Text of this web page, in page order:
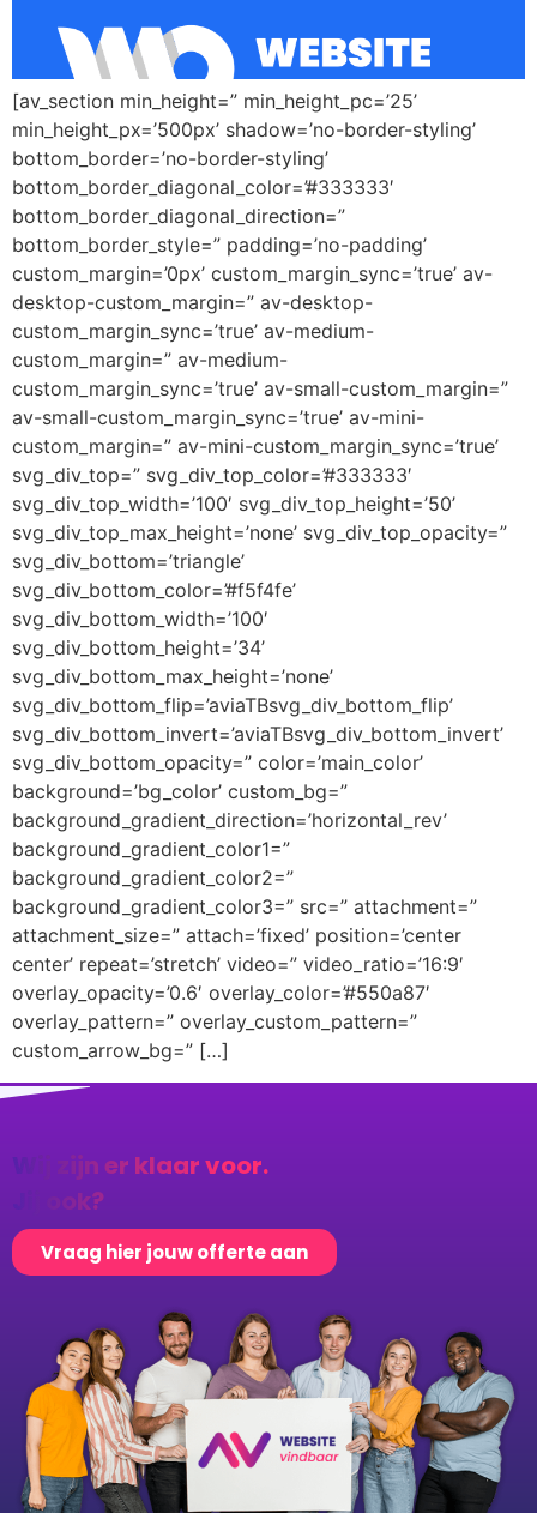
[av_section min_height=” min_height_pc=’25’
min_height_px=’500px’ shadow=’no-border-styling’
bottom_border=’no-border-styling’
bottom_border_diagonal_color=’#333333′
bottom_border_diagonal_direction=”
bottom_border_style=” padding=’no-padding’
custom_margin=’0px’ custom_margin_sync=’true’ av-
desktop-custom_margin=” av-desktop-
custom_margin_sync=’true’ av-medium-
custom_margin=” av-medium-
custom_margin_sync=’true’ av-small-custom_margin=”
av-small-custom_margin_sync=’true’ av-mini-
custom_margin=” av-mini-custom_margin_sync=’true’
svg_div_top=” svg_div_top_color=’#333333′
svg_div_top_width=’100′ svg_div_top_height=’50’
svg_div_top_max_height=’none’ svg_div_top_opacity=”
svg_div_bottom=’triangle’
svg_div_bottom_color=’#f5f4fe’
svg_div_bottom_width=’100′
svg_div_bottom_height=’34’
svg_div_bottom_max_height=’none’
svg_div_bottom_flip=’aviaTBsvg_div_bottom_flip’
svg_div_bottom_invert=’aviaTBsvg_div_bottom_invert’
svg_div_bottom_opacity=” color=’main_color’
background=’bg_color’ custom_bg=”
background_gradient_direction=’horizontal_rev’
background_gradient_color1=”
background_gradient_color2=”
background_gradient_color3=” src=” attachment=”
attachment_size=” attach=’fixed’ position=’center
center’ repeat=’stretch’ video=” video_ratio=’16:9′
overlay_opacity=’0.6′ overlay_color=’#550a87′
overlay_pattern=” overlay_custom_pattern=”
custom_arrow_bg=” […]
Wij zijn er klaar voor.
Jij ook?
Vraag hier jouw offerte aan